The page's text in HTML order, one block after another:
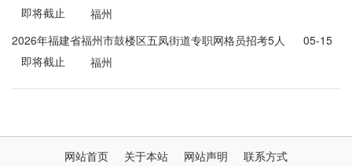
即将截止
福州
2026年福建省福州市鼓楼区五凤街道专职网格员招考5人
公告
05-15
即将截止
福州
网站首页 关于本站 网站声明 联系方式